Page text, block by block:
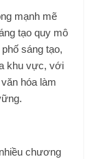
mạnh mẽ
tạo quy mô
sáng tạo,
khu vực, với
hóa làm
chương